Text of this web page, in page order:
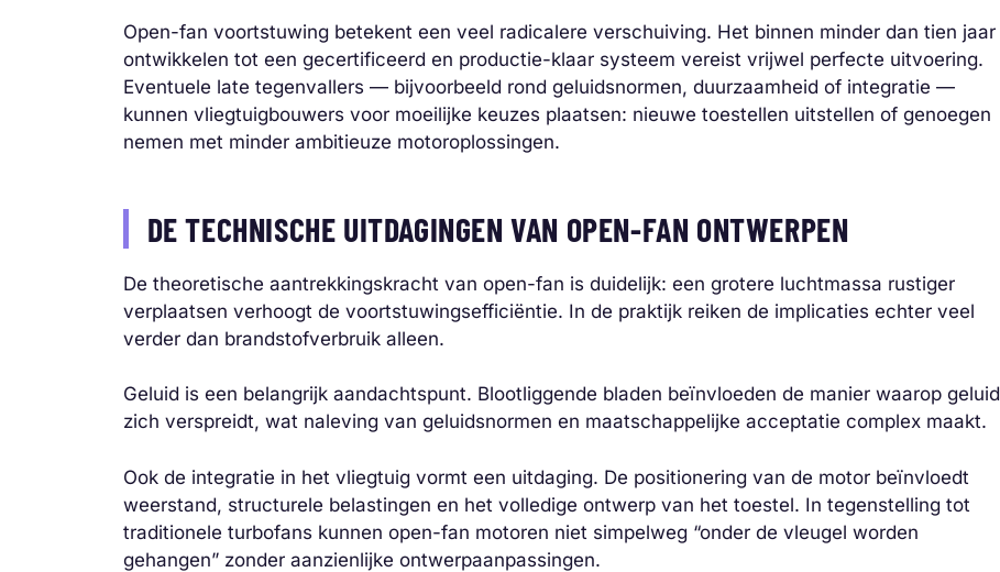
Open-fan voortstuwing betekent een veel radicalere verschuiving. Het binnen minder dan tien jaar
ontwikkelen tot een gecertificeerd en productie-klaar systeem vereist vrijwel perfecte uitvoering.
Eventuele late tegenvallers — bijvoorbeeld rond geluidsnormen, duurzaamheid of integratie —
kunnen vliegtuigbouwers voor moeilijke keuzes plaatsen: nieuwe toestellen uitstellen of genoegen
nemen met minder ambitieuze motoroplossingen.
DE TECHNISCHE UITDAGINGEN VAN OPEN-FAN ONTWERPEN
De theoretische aantrekkingskracht van open-fan is duidelijk: een grotere luchtmassa rustiger
verplaatsen verhoogt de voortstuwingsefficiëntie. In de praktijk reiken de implicaties echter veel
verder dan brandstofverbruik alleen.
Geluid is een belangrijk aandachtspunt. Blootliggende bladen beïnvloeden de manier waarop geluid
zich verspreidt, wat naleving van geluidsnormen en maatschappelijke acceptatie complex maakt.
Ook de integratie in het vliegtuig vormt een uitdaging. De positionering van de motor beïnvloedt
weerstand, structurele belastingen en het volledige ontwerp van het toestel. In tegenstelling tot
traditionele turbofans kunnen open-fan motoren niet simpelweg “onder de vleugel worden
gehangen” zonder aanzienlijke ontwerpaanpassingen.